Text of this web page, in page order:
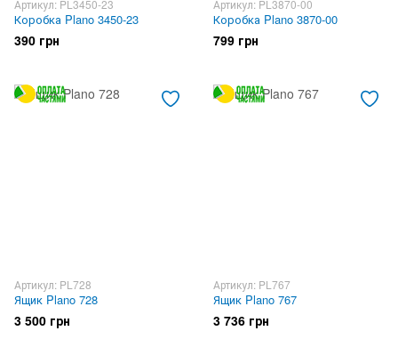
Артикул: PL3450-23
Коробка Plano 3450-23
390 грн
Артикул: PL3870-00
Коробка Plano 3870-00
799 грн
Артикул: PL728
Ящик Plano 728
3 500 грн
Артикул: PL767
Ящик Plano 767
3 736 грн